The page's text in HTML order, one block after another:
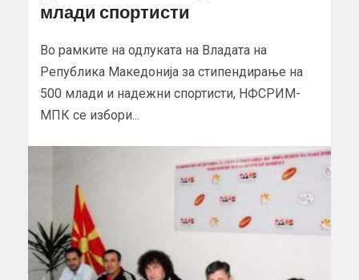
млади спортисти
Во рамките на одлуката на Владата на
Република Македонија за стипендирање на
500 млади и надежни спортисти, НФСРИМ-
МПК се избори...